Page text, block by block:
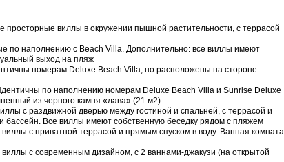
виллы в окружении пышной растительности, с террасой
по наполнению с Beach Villa. Дополнительно: все виллы имеют
выход на пляж
номерам Deluxe Beach Villa, но расположены на стороне
по наполнению номерам Deluxe Beach Villa и Sunrise Deluxe
из черного камня «лава» (21 м2)
с раздвижной дверью между гостиной и спальней, с террасой и
бассейн. Все виллы имеют собственную беседку рядом с пляжем
с приватной террасой и прямым спуском в воду. Ванная комната
с современным дизайном, с 2 ваннами-джакузи (на открытой